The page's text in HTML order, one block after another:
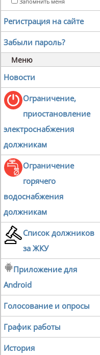
Регистрация на сайте
Забыли пароль?
Меню
Новости
Ограничение,
приостановление
электроснабжения
должникам
Ограничение
горячего
водоснабжения
должникам
Список должников
за ЖКУ
Приложение для
Android
Голосование и опросы
График работы
История